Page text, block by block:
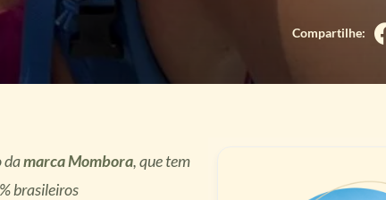
damarca Mombora, que tem
brasileiros